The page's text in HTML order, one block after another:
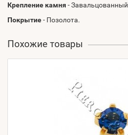
Крепление камня - Завальцованный
Покрытие- Позолота.
Похожие товары